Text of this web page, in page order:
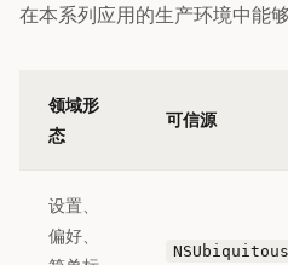
在本系列应用的生产环境中能
领域形
态
可信源
设置、
偏好、